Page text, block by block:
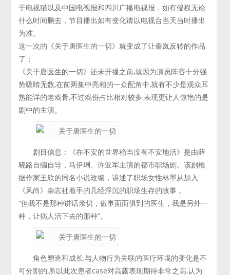
于电视猫以及中国电视报和四川广播电视报，如有侵权无论
什么时间删去，节目播出如有变化请以电视台当天当时播出
为准。
这一次的《关于唐医生的一切》就变成了让秦岚反转的作品
了；
《关于唐医生的一切》还未开播之前,就因为演员阵容十分强
势吸睛无数,在前两集中亮相的一众配角中,就有不少是观众耳
熟能详的老戏骨,不过戏份占比相对较多,表现更让人惊艳的是
剧中的主演。
剧目信息：《在不安的世界稳当没有不安地活》是由薛
晓路自编自导，马伊琍、许亚军主演的都市职场剧。该剧根
据作家王欣的同名小说改编，讲述了职场女性林墨从加入
《风尚》杂志社着手的几经浮沉的职场生存的故事 。
“但我不是那种讲话亲切，做事面面俱到的医生，我是另外一
种，让病人活下去的那种”。
角色塑造和成长,与人物行为关联的医疗环境的变化是不
可分割的,所以此次患者case对高露表现期待非常之高,认为